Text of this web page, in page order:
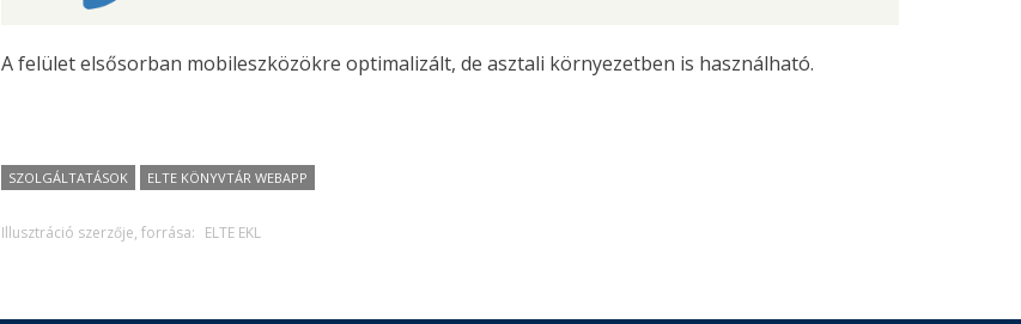
A felület elsősorban mobileszközökre optimalizált, de asztali környezetben is használható.
SZOLGÁLTATÁSOK ELTE KÖNYVTÁR WEBAPP
Illusztráció szerzője, forrása: ELTE EKL